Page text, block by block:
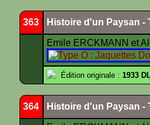
363 Histoire d'un Paysan -
Emile ERCKMANN et
Édition originale : 1933
364 Histoire d'un Paysan -